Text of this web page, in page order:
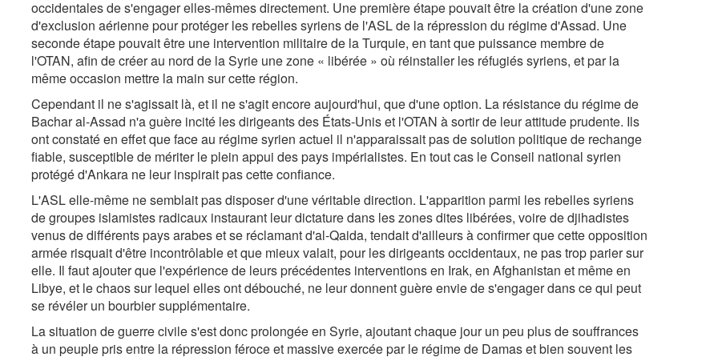
occidentales de s'engager elles-mêmes directement. Une première étape pouvait être la création d'une zone
d'exclusion aérienne pour protéger les rebelles syriens de l'ASL de la répression du régime d'Assad. Une
seconde étape pouvait être une intervention militaire de la Turquie, en tant que puissance membre de
l'OTAN, afin de créer au nord de la Syrie une zone « libérée » où réinstaller les réfugiés syriens, et par la
même occasion mettre la main sur cette région.
Cependant il ne s'agissait là, et il ne s'agit encore aujourd'hui, que d'une option. La résistance du régime de
Bachar al-Assad n'a guère incité les dirigeants des États-Unis et l'OTAN à sortir de leur attitude prudente. Ils
ont constaté en effet que face au régime syrien actuel il n'apparaissait pas de solution politique de rechange
fiable, susceptible de mériter le plein appui des pays impérialistes. En tout cas le Conseil national syrien
protégé d'Ankara ne leur inspirait pas cette confiance.
L'ASL elle-même ne semblait pas disposer d'une véritable direction. L'apparition parmi les rebelles syriens
de groupes islamistes radicaux instaurant leur dictature dans les zones dites libérées, voire de djihadistes
venus de différents pays arabes et se réclamant d'al-Qaida, tendait d'ailleurs à confirmer que cette opposition
armée risquait d'être incontrôlable et que mieux valait, pour les dirigeants occidentaux, ne pas trop parier sur
elle. Il faut ajouter que l'expérience de leurs précédentes interventions en Irak, en Afghanistan et même en
Libye, et le chaos sur lequel elles ont débouché, ne leur donnent guère envie de s'engager dans ce qui peut
se révéler un bourbier supplémentaire.
La situation de guerre civile s'est donc prolongée en Syrie, ajoutant chaque jour un peu plus de souffrances
à un peuple pris entre la répression féroce et massive exercée par le régime de Damas et bien souvent les